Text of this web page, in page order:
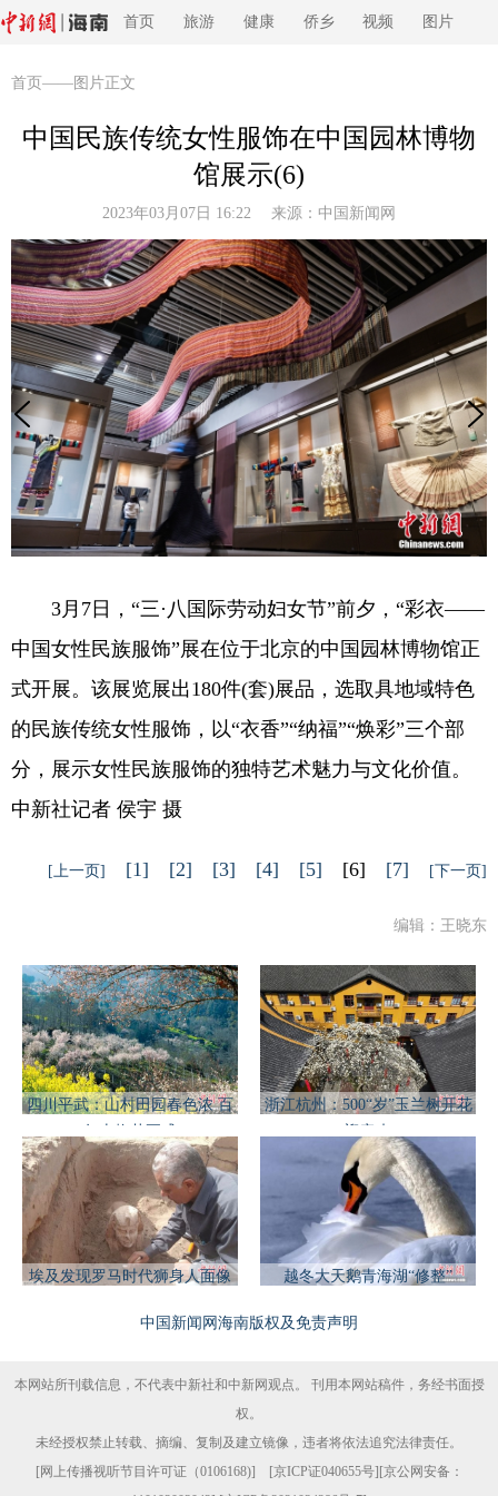
首页 旅游 健康 侨乡 视频 图片
首页 ——图片正文
中国民族传统女性服饰在中国园林博物
馆展示(6)
2023年03月07日 16:22 来源： 中国新闻网
3月7日，“三·八国际劳动妇女节”前夕，“彩衣——
中国女性民族服饰”展在位于北京的中国园林博物馆正
式开展。该展览展出180件(套)展品，选取具地域特色
的民族传统女性服饰，以“衣香”“纳福”“焕彩”三个部
分，展示女性民族服饰的独特艺术魅力与文化价值。
中新社记者 侯宇 摄
[上一页] [1] [2] [3] [4] [5] [6] [7] [下一页]
编辑：王晓东
四川平武：山村田园春色浓 百
浙江杭州：500“岁”玉兰树开花
埃及发现罗马时代狮身人面像 越冬大天鹅青海湖“修整”
中国新闻网海南版权及免责声明
本网站所刊载信息，不代表中新社和中新网观点。 刊用本网站稿件，务经书面授
权。
未经授权禁止转载、摘编、复制及建立镜像，违者将依法追究法律责任。
[网上传播视听节目许可证（0106168)] [京ICP证040655号][京公网安备：